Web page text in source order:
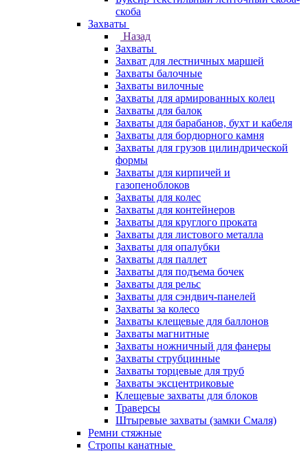
скоба
Захваты
Назад
Захваты
Захват для лестничных маршей
Захваты балочные
Захваты вилочные
Захваты для армированных колец
Захваты для балок
Захваты для барабанов, бухт и кабеля
Захваты для бордюрного камня
Захваты для грузов цилиндрической
формы
Захваты для кирпичей и
газопеноблоков
Захваты для колес
Захваты для контейнеров
Захваты для круглого проката
Захваты для листового металла
Захваты для опалубки
Захваты для паллет
Захваты для подъема бочек
Захваты для рельс
Захваты для сэндвич-панелей
Захваты за колесо
Захваты клещевые для баллонов
Захваты магнитные
Захваты ножничный для фанеры
Захваты струбцинные
Захваты торцевые для труб
Захваты эксцентриковые
Клещевые захваты для блоков
Траверсы
Штыревые захваты (замки Смаля)
Ремни стяжные
Стропы канатные